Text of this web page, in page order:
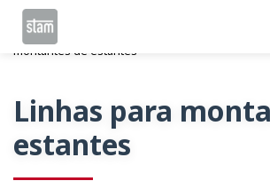
Home
montantes de estantes
Linhas para
estantes